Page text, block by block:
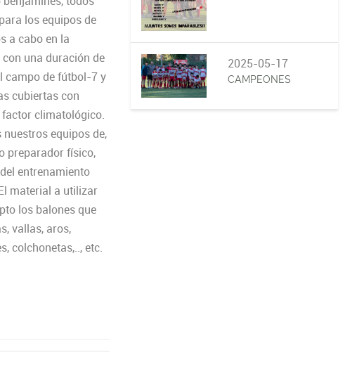
los equipos de
a cabo en la
una duración de
campo de fútbol-7 y
cubiertas con
climatológico.
equipos de,
preparador físico,
entrenamiento
material a utilizar
los balones que
vallas, aros,
colchonetas,.., etc.
2025-05-17
CAMPEONES